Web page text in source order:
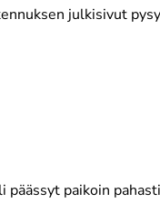
julkisivut
paikoin